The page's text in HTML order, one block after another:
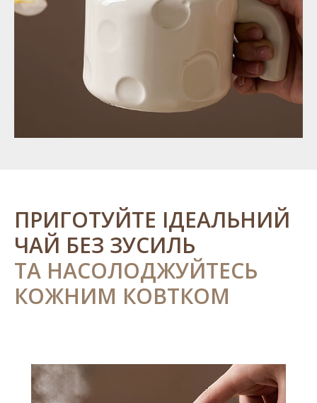
ПРИГОТУЙТЕ ІДЕАЛЬНИЙ
ЧАЙ БЕЗ ЗУСИЛЬ
ТА НАСОЛОДЖУЙТЕСЬ
КОЖНИМ КОВТКОМ